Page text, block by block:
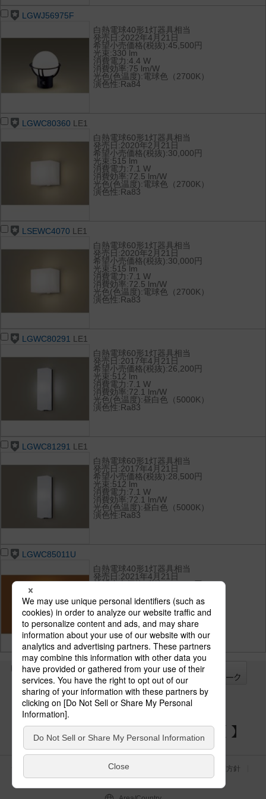
LGWJ56975F
白熱電球40形1灯器具相当
発売日:2022年4月21日
希望小売価格(税抜):45,500円
光束:330 lm
消費電力:4.4 W
消費効率:75 lm/W
光色(色温度):電球色（2700K）
演色性:Ra84
LGWC80360 LE1
白熱電球60形1灯器具相当
発売日:2020年2月21日
希望小売価格(税抜):30,000円
光束:515 lm
消費電力:7.1 W
消費効率:72.5 lm/W
光色(色温度):電球色（2700K）
演色性:Ra83
LSEWC4070 LE1
白熱電球60形1灯器具相当
発売日:2020年2月21日
希望小売価格(税抜):30,000円
光束:515 lm
消費電力:7.1 W
消費効率:72.5 lm/W
光色(色温度):電球色（2700K）
演色性:Ra83
LGWC80291 LE1
白熱電球60形1灯器具相当
発売日:2017年4月21日
希望小売価格(税抜):26,200円
光束:512 lm
消費電力:7.1 W
消費効率:72.1 lm/W
光色(色温度):昼白色（5000K）
演色性:Ra83
LGWC81291 LE1
白熱電球60形1灯器具相当
発売日:2017年4月21日
希望小売価格(税抜):28,500円
光束:512 lm
消費電力:7.1 W
消費効率:72.1 lm/W
光色(色温度):昼白色（5000K）
演色性:Ra83
LGWC85011U
白熱電球40形1灯器具相当
発売日:2021年4月21日
希望小売価格(税抜):52,000円
消費電力:5 W
消費効率:69.4 lm/W
光色(色温度):電球色（2700K）
演色性:高演色Ra90
全て
チェック
チェック
した器具を
パナソニックの電気設備 SNSアカウント
クッキーポリシー
個人情報保護方針